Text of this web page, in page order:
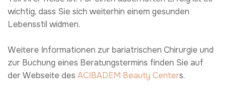
wichtig, dass Sie sich weiterhin einem gesunden
Lebensstil widmen.
Weitere Informationen zur bariatrischen Chirurgie und
zur Buchung eines Beratungstermins finden Sie auf
der Webseite des ACIBADEM Beauty Centers.